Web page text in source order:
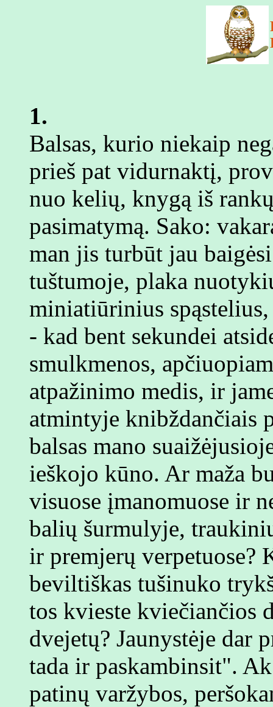
1.
Balsas, kurio niekaip
prieš pat vidurnaktį,
nuo kelių, knygą iš
pasimatymą. Sako:
man jis turbūt jau
tuštumoje, plaka
miniatiūrinius
- kad bent sekundei
smulkmenos,
atpažinimo medis, ir
atmintyje knibždančiais
balsas mano
ieškojo kūno. Ar maža
visuose įmanomuose ir
balių šurmulyje,
ir premjerų verpetuose?
beviltiškas tušinuko
tos kvieste kviečiančios
dvejetų? Jaunystėje dar
tada ir paskambinsit".
patinų varžybos,